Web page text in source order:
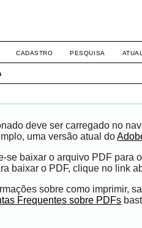
CADASTRO PESQUISA ATUAL
deve ser carregado no
uma versão atual do
se baixar o arquivo PDF para
baixar o PDF, clique no link
sobre como imprimir,
Frequentes sobre PDFs